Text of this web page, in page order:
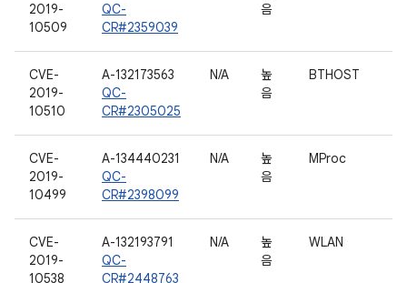
2019-
10509
QC-
CR#2359039
음
CVE-
2019-
10510
A-132173563
QC-
CR#2305025
N/A
높
음
BTHOST
CVE-
2019-
10499
A-134440231
QC-
CR#2398099
N/A
높
음
MProc
CVE-
2019-
10538
A-132193791
QC-
CR#2448763
N/A
높
음
WLAN